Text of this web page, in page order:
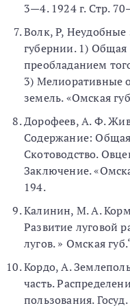
3—4. 1924 г. Стр.
Волк, Р,
губернии. 1) Общая
преобладанием
3) Мелиоративные
земель. «Омская
Дорофеев, А. Ф.
Содержание: Общая
Скотоводство.
Заключение.
194.
Калинин, М. А.
Развитие луговой
лугов. » Омская
Кордо, А.
часть.
пользования.